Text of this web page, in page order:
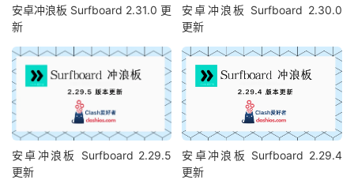
安卓冲浪板 Surfboard 2.31.0 更
新
安卓冲浪板 Surfboard 2.30.0
更新
安卓冲浪板 Surfboard 2.29.5
更新
安卓冲浪板 Surfboard 2.29.4
更新